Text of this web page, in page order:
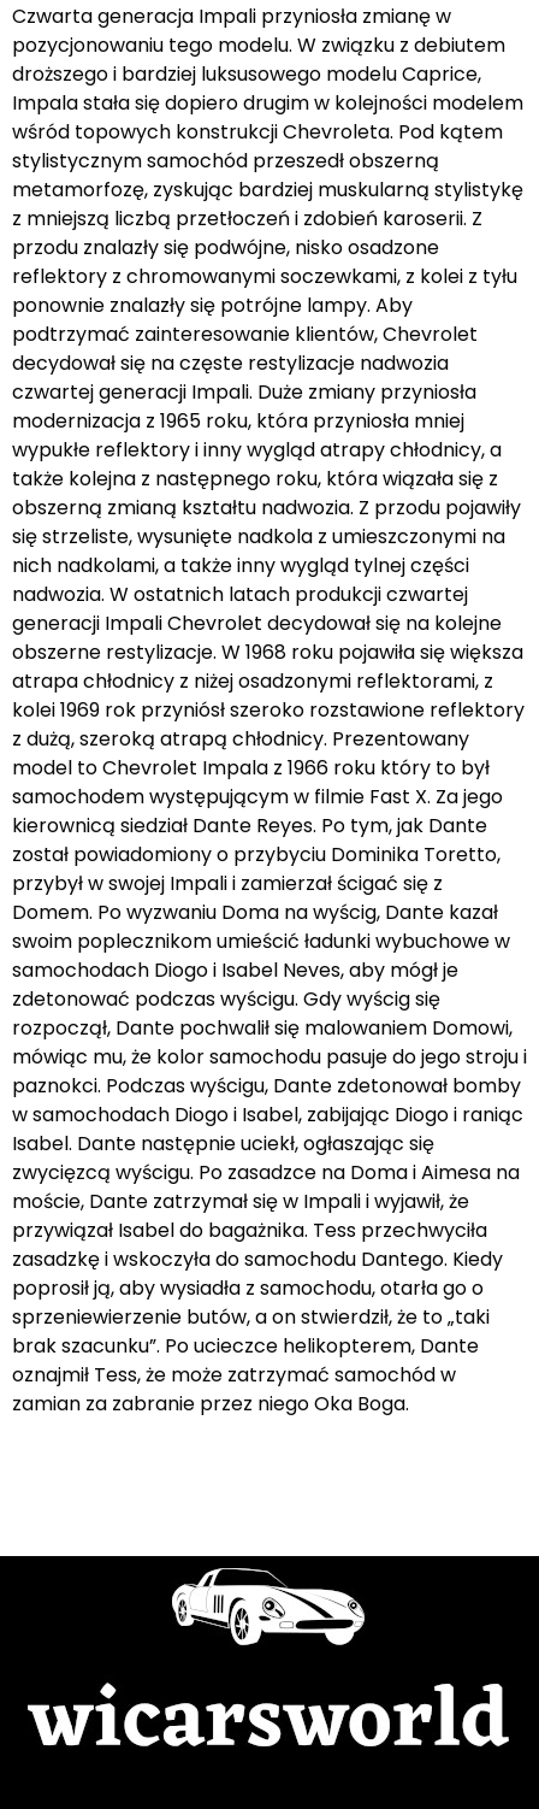
Czwarta generacja Impali przyniosła zmianę w
pozycjonowaniu tego modelu. W związku z debiutem
droższego i bardziej luksusowego modelu Caprice,
Impala stała się dopiero drugim w kolejności modelem
wśród topowych konstrukcji Chevroleta. Pod kątem
stylistycznym samochód przeszedł obszerną
metamorfozę, zyskując bardziej muskularną stylistykę
z mniejszą liczbą przetłoczeń i zdobień karoserii. Z
przodu znalazły się podwójne, nisko osadzone
reflektory z chromowanymi soczewkami, z kolei z tyłu
ponownie znalazły się potrójne lampy. Aby
podtrzymać zainteresowanie klientów, Chevrolet
decydował się na częste restylizacje nadwozia
czwartej generacji Impali. Duże zmiany przyniosła
modernizacja z 1965 roku, która przyniosła mniej
wypukłe reflektory i inny wygląd atrapy chłodnicy, a
także kolejna z następnego roku, która wiązała się z
obszerną zmianą kształtu nadwozia. Z przodu pojawiły
się strzeliste, wysunięte nadkola z umieszczonymi na
nich nadkolami, a także inny wygląd tylnej części
nadwozia. W ostatnich latach produkcji czwartej
generacji Impali Chevrolet decydował się na kolejne
obszerne restylizacje. W 1968 roku pojawiła się większa
atrapa chłodnicy z niżej osadzonymi reflektorami, z
kolei 1969 rok przyniósł szeroko rozstawione reflektory
z dużą, szeroką atrapą chłodnicy. Prezentowany
model to Chevrolet Impala z 1966 roku który to był
samochodem występującym w filmie Fast X. Za jego
kierownicą siedział Dante Reyes. Po tym, jak Dante
został powiadomiony o przybyciu Dominika Toretto,
przybył w swojej Impali i zamierzał ścigać się z
Domem. Po wyzwaniu Doma na wyścig, Dante kazał
swoim poplecznikom umieścić ładunki wybuchowe w
samochodach Diogo i Isabel Neves, aby mógł je
zdetonować podczas wyścigu. Gdy wyścig się
rozpoczął, Dante pochwalił się malowaniem Domowi,
mówiąc mu, że kolor samochodu pasuje do jego stroju i
paznokci. Podczas wyścigu, Dante zdetonował bomby
w samochodach Diogo i Isabel, zabijając Diogo i raniąc
Isabel. Dante następnie uciekł, ogłaszając się
zwycięzcą wyścigu. Po zasadzce na Doma i Aimesa na
moście, Dante zatrzymał się w Impali i wyjawił, że
przywiązał Isabel do bagażnika. Tess przechwyciła
zasadzkę i wskoczyła do samochodu Dantego. Kiedy
poprosił ją, aby wysiadła z samochodu, otarła go o
sprzeniewierzenie butów, a on stwierdził, że to „taki
brak szacunku”. Po ucieczce helikopterem, Dante
oznajmił Tess, że może zatrzymać samochód w
zamian za zabranie przez niego Oka Boga.